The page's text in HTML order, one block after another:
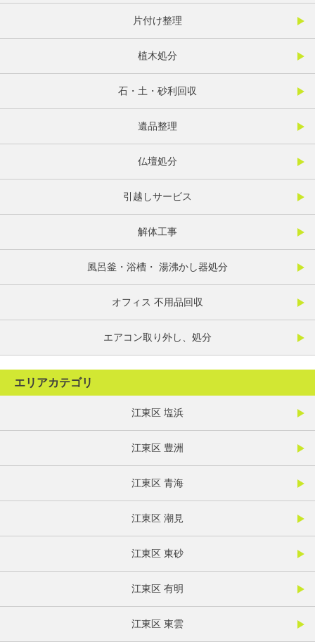
片付け整理
植木処分
石・土・砂利回収
遺品整理
仏壇処分
引越しサービス
解体工事
風呂釜・浴槽・ 湯沸かし器処分
オフィス 不用品回収
エアコン取り外し、処分
エリアカテゴリ
江東区 塩浜
江東区 豊洲
江東区 青海
江東区 潮見
江東区 東砂
江東区 有明
江東区 東雲